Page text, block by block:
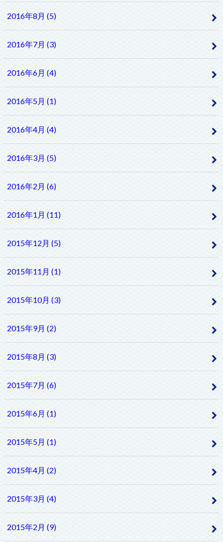
2016年8月 (5)
2016年7月 (3)
2016年6月 (4)
2016年5月 (1)
2016年4月 (4)
2016年3月 (5)
2016年2月 (6)
2016年1月 (11)
2015年12月 (5)
2015年11月 (1)
2015年10月 (3)
2015年9月 (2)
2015年8月 (3)
2015年7月 (6)
2015年6月 (1)
2015年5月 (1)
2015年4月 (2)
2015年3月 (4)
2015年2月 (9)